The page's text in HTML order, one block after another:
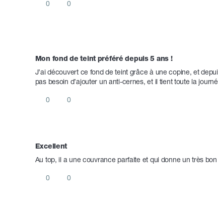
0 0
Mon fond de teint préféré depuis 5 ans !
J’ai découvert ce fond de teint grâce à une copine, et
pas besoin d’ajouter un anti-cernes, et il tient toute la
0 0
Excellent
Au top, il a une couvrance parfaite et qui donne un très
0 0